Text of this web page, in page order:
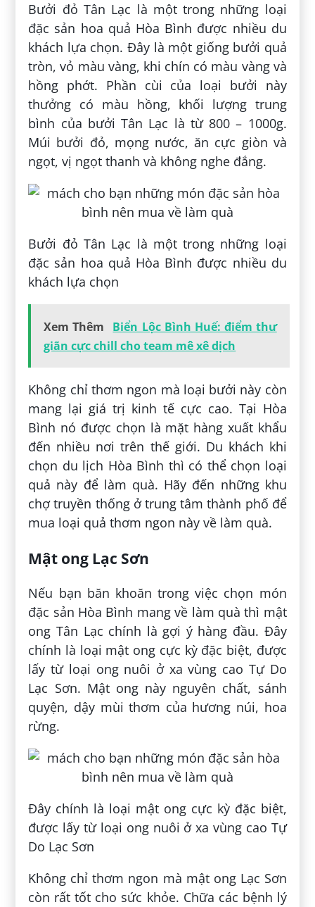
Bưởi đỏ Tân Lạc là một trong những loại
đặc sản hoa quả Hòa Bình được nhiều du
khách lựa chọn. Đây là một giống bưởi quả
tròn, vỏ màu vàng, khi chín có màu vàng và
hồng phớt. Phần cùi của loại bưởi này
thưởng có màu hồng, khối lượng trung
bình của bưởi Tân Lạc là từ 800 – 1000g.
Múi bưởi đỏ, mọng nước, ăn cực giòn và
ngọt, vị ngọt thanh và không nghe đắng.
Bưởi đỏ Tân Lạc là một trong những loại
đặc sản hoa quả Hòa Bình được nhiều du
khách lựa chọn
Xem Thêm
Biển Lộc Bình Huế: điểm thư
giãn cực chill cho team mê xê dịch
Không chỉ thơm ngon mà loại bưởi này còn
mang lại giá trị kinh tế cực cao. Tại Hòa
Bình nó được chọn là mặt hàng xuất khẩu
đến nhiều nơi trên thế giới. Du khách khi
chọn du lịch Hòa Bình thì có thể chọn loại
quả này để làm quà. Hãy đến những khu
chợ truyền thống ở trung tâm thành phố để
mua loại quả thơm ngon này về làm quà.
Mật ong Lạc Sơn
Nếu bạn băn khoăn trong việc chọn món
đặc sản Hòa Bình mang về làm quà thì mật
ong Tân Lạc chính là gợi ý hàng đầu. Đây
chính là loại mật ong cực kỳ đặc biệt, được
lấy từ loại ong nuôi ở xa vùng cao Tự Do
Lạc Sơn. Mật ong này nguyên chất, sánh
quyện, dậy mùi thơm của hương núi, hoa
rừng.
Đây chính là loại mật ong cực kỳ đặc biệt,
được lấy từ loại ong nuôi ở xa vùng cao Tự
Do Lạc Sơn
Không chỉ thơm ngon mà mật ong Lạc Sơn
còn rất tốt cho sức khỏe. Chữa các bệnh lý